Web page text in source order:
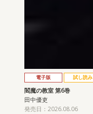
電子版 試し読み
閻魔の教室 第6巻
田中優吏
発売日：2026.08.06